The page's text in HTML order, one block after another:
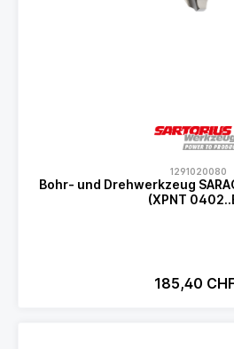
1291020080
Bohr- und Drehwerkzeug
(XPNT
185,40